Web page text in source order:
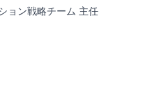
ョン戦略チーム 主任